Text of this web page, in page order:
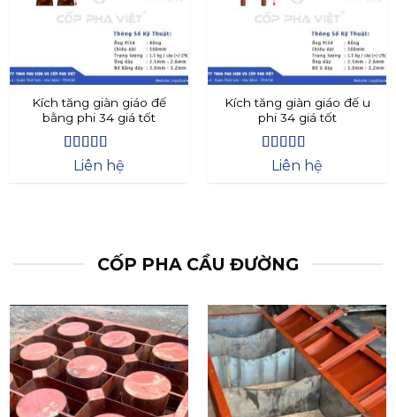
Kích tăng giàn giáo đế
bằng phi 34 giá tốt
Được xếp
5
Liên hệ
Kích tăng giàn giáo đế u
phi 34 giá tốt
Được xếp
5
Liên hệ
CỐP PHA CẦU ĐƯỜNG